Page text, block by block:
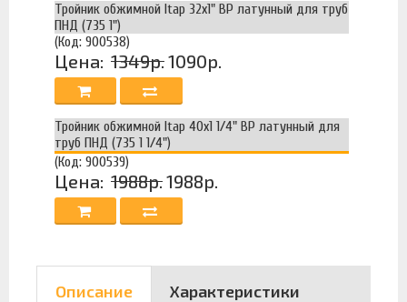
Тройник обжимной Itap 32х1" ВР латунный для труб
ПНД (735 1")
(Код: 900538)
Цена: 1349р.1090р.
Тройник обжимной Itap 40х1 1/4" ВР латунный для
труб ПНД (735 1 1/4")
(Код: 900539)
Цена: 1988р.1988р.
Описание Характеристики